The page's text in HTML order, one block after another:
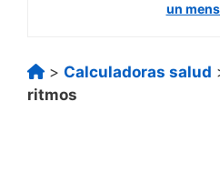
un
> Calculadoras salud
ritmos